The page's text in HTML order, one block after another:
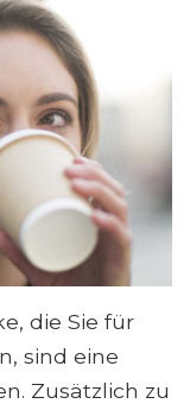
die Sie für
sind eine
Zusätzlich zu